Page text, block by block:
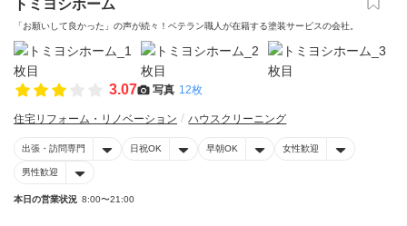
トミヨシホーム
「お願いして良かった」の声が続々！ベテラン職人が在籍する塗装サービスの会社。
3.07 写真 12枚
住宅リフォーム・リノベーション ハウスクリーニング
出張・訪問専門 日祝OK 早朝OK 女性歓迎
男性歓迎
本日の営業状況 8:00〜21:00